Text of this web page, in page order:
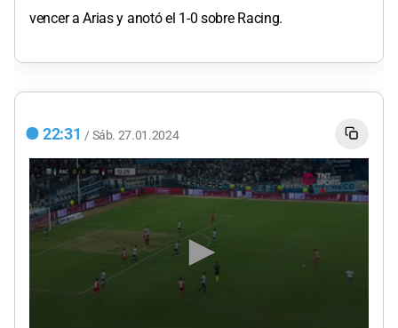
vencer a Arias y anotó el 1-0 sobre Racing.
22:31 / Sáb. 27.01.2024